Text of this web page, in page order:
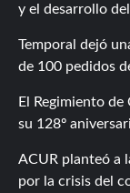
y el desarrollo
Temporal dejó
de 100 pedidos
El Regimiento
su 128º
ACUR planteó a
por la crisis del